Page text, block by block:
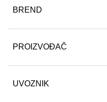
BREND
PROIZVOĐAČ
UVOZNIK